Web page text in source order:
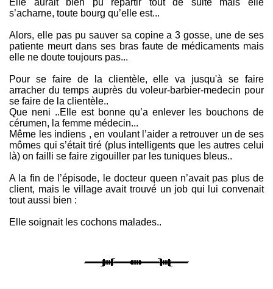
Elle aurait bien pu repartir tout de suite mais elle
s’acharne, toute bourg qu’elle est...
Alors, elle pas pu sauver sa copine a 3 gosse, une de ses
patiente meurt dans ses bras faute de médicaments mais
elle ne doute toujours pas...
Pour se faire de la clientèle, elle va jusqu'à se faire
arracher du temps auprès du voleur-barbier-medecin pour
se faire de la clientèle..
Que neni ..Elle est bonne qu’a enlever les bouchons de
cérumen, la femme médecin...
Même les indiens , en voulant l’aider a retrouver un de ses
mômes qui s’était tiré (plus intelligents que les autres celui
là) on failli se faire zigouiller par les tuniques bleus..
A la fin de l’épisode, le docteur queen n’avait pas plus de
client, mais le village avait trouvé un job qui lui convenait
tout aussi bien :
Elle soignait les cochons malades..